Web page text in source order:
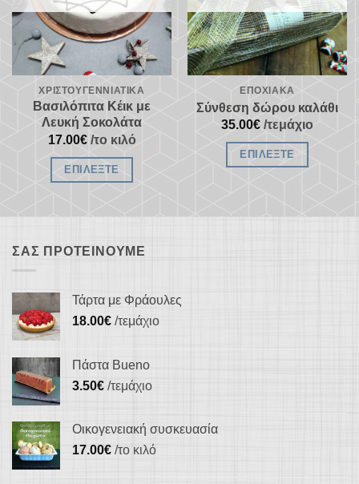
μπορούν
να
επιλεγούν
στη
σελίδα
του
προϊόντος
μπορούν
να
επιλεγούν
στη
σελίδα
του
προϊόντος
ΧΡΙΣΤΟΥΓΕΝΝΙΆΤΙΚΑ
Βασιλόπιτα Κέικ με
Λευκή Σοκολάτα
17.00€/το κιλό
ΕΠΙΛΈΞΤΕ
ΕΠΟΧΙΑΚΆ
Σύνθεση δώρου καλάθι
35.00€ /τεμάχιο
ΕΠΙΛΈΞΤΕ
ΣΑΣ ΠΡΟΤΕΊΝΟΥΜΕ
Τάρτα με Φράουλες
18.00€ /τεμάχιο
Πάστα Bueno
3.50€ /τεμάχιο
Οικογενειακή συσκευασία
17.00€ /το κιλό